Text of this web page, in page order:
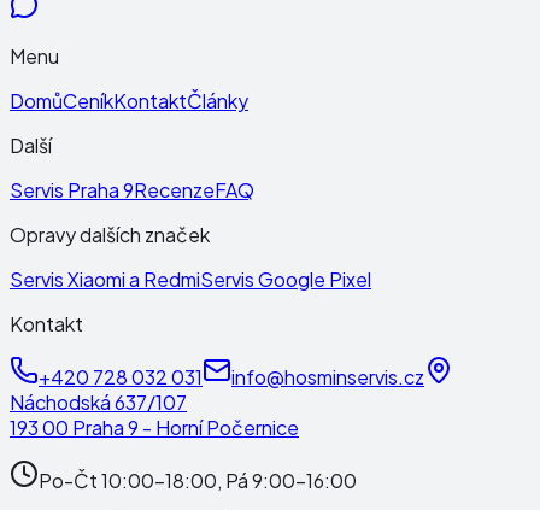
Menu
DomůCeníkKontaktČlánky
Další
Servis Praha 9RecenzeFAQ
Opravy dalších značek
Servis Xiaomi a RedmiServis Google Pixel
Kontakt
+420 728 032 031
info@hosminservis.cz
Náchodská 637/107
193 00 Praha 9 - Horní Počernice
Po-Čt 10:00-18:00, Pá 9:00-16:00